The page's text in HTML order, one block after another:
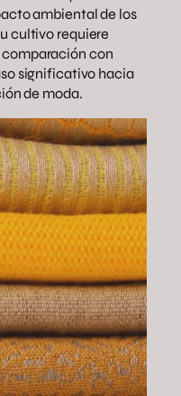
ambiental de los
cultivo requiere
comparación con
significativo hacia
de moda.